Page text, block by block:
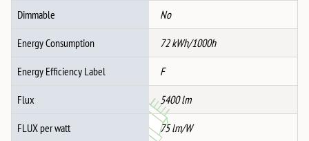
количина
Dimmable No
Energy Consumption 72 kWh/1000h
Energy Efficiency Label F
Flux 5400 lm
FLUX per watt 75 lm/W